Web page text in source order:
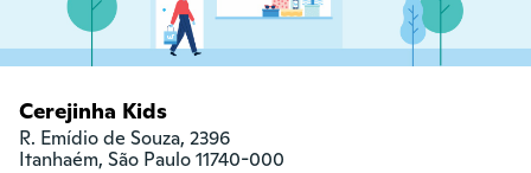
Cerejinha Kids
R. Emídio de Souza, 2396
Itanhaém, São Paulo 11740-000